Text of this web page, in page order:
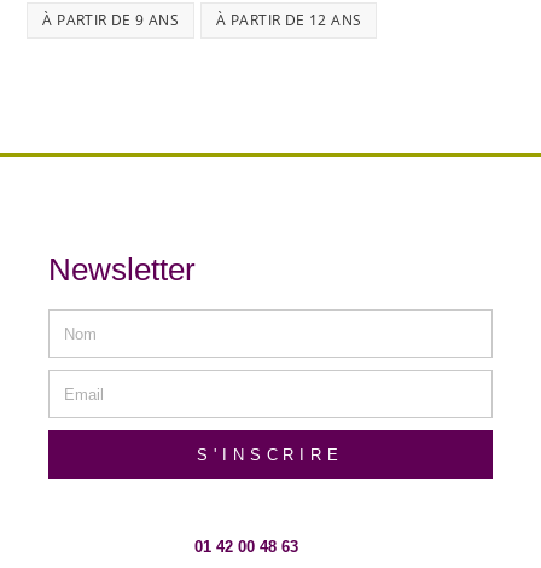
À PARTIR DE 9 ANS À PARTIR DE 12 ANS
Newsletter
S'INSCRIRE
01 42 00 48 63